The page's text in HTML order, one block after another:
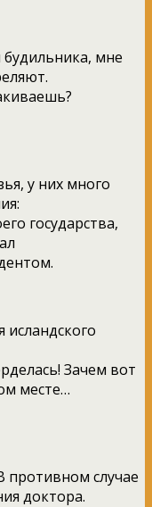
мне
у них много
государства,
исландского
Зачем вот
месте…
противном случае
доктора.